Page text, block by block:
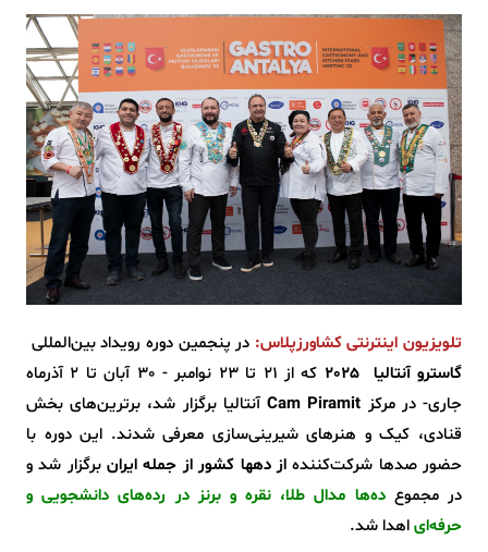
تلویزیون اینترنتی کشاورزپلاس: در پنجمین دوره رویداد بین‌المللی
گاسترو آنتالیا 2025
که از ۲۱ تا ۲۳ نوامبر -
30 آبان تا 2 آذرماه
جاری- در مرکز Cam Piramit آنتالیا برگزار شد، برترین‌های بخش
قنادی، کیک و هنرهای شیرینی‌سازی معرفی شدند. این دوره با
حضور صدها شرکت‌کنندهاز دهها کشور از جمله ایرانبرگزار شد و
در مجموعده‌ها مدال طلا، نقره و برنز در رده‌های دانشجویی و
حرفه‌ایاهدا شد.